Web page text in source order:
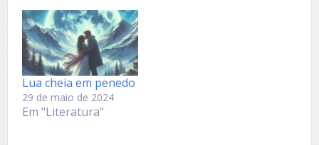
Lua cheia em penedo
29 de maio de 2024
Em "Literatura"